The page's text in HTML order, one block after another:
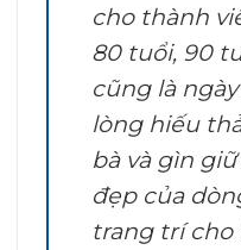
cho thành
80 tuổi, 90
cũng là
lòng hiếu
bà và gìn
đẹp của
trang trí cho